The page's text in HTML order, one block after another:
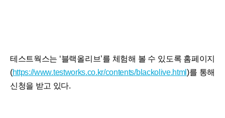
테스트웍스는 ‘블랙올리브’를 체험해 볼 수 있도록 홈페이지
(https://www.testworks.co.kr/contents/blackolive.html)를 통해
신청을 받고 있다.